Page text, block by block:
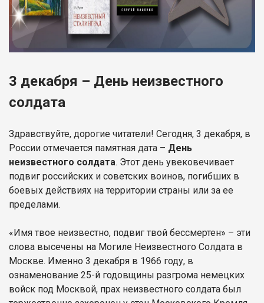
3 декабря – День неизвестного
солдата
Здравствуйте, дорогие читатели! Сегодня, 3 декабря, в
России отмечается памятная дата – День
неизвестного солдата. Этот день увековечивает
подвиг российских и советских воинов, погибших в
боевых действиях на территории страны или за ее
пределами.
«Имя твое неизвестно, подвиг твой бессмертен» – эти
слова высечены на Могиле Неизвестного Солдата в
Москве. Именно 3 декабря в 1966 году, в
ознаменование 25-й годовщины разгрома немецких
войск под Москвой, прах неизвестного солдата был